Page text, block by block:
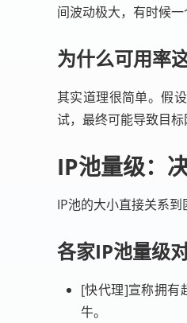
间波动极大，有时候
为什么可用率
其实道理很简单。假
试，最终可能导致目标
IP池量级：
IP池的大小直接关系
各家IP池量级
[快代理]宣称拥有
牛。